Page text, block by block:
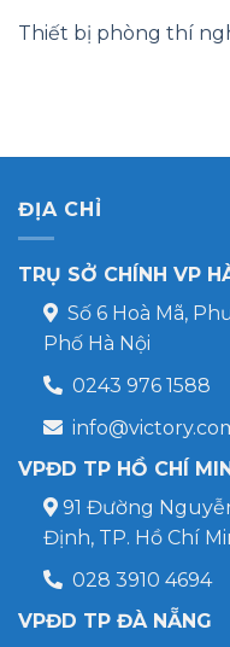
Thiết bị phòng thí
ĐỊA CHỈ
TRỤ SỞ CHÍNH VP
Số 6 Hoà Mã,
Phố Hà Nội
0243 976 1588
VPĐD TP HỒ CHÍ
91 Đường
Định, TP. Hồ Chí
028 3910 4694
VPĐD TP ĐÀ NẴNG